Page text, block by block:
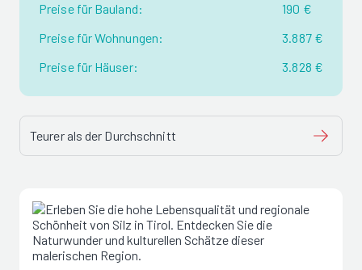
Preise für Bauland:
190 €
Preise für Wohnungen:
3.887 €
Preise für Häuser:
3.828 €
Teurer als der Durchschnitt